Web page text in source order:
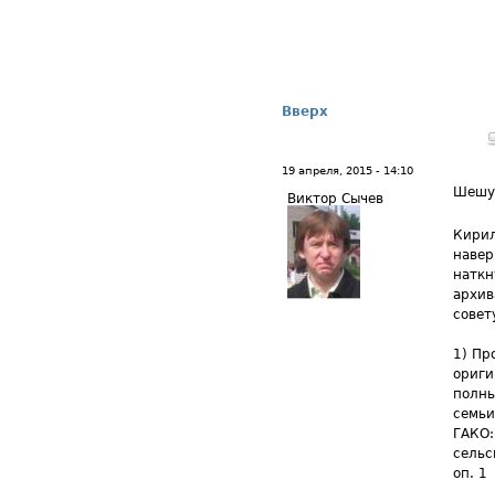
Вверх
19 апреля, 2015 - 14:10
Виктор Сычев
1)
оп. 1